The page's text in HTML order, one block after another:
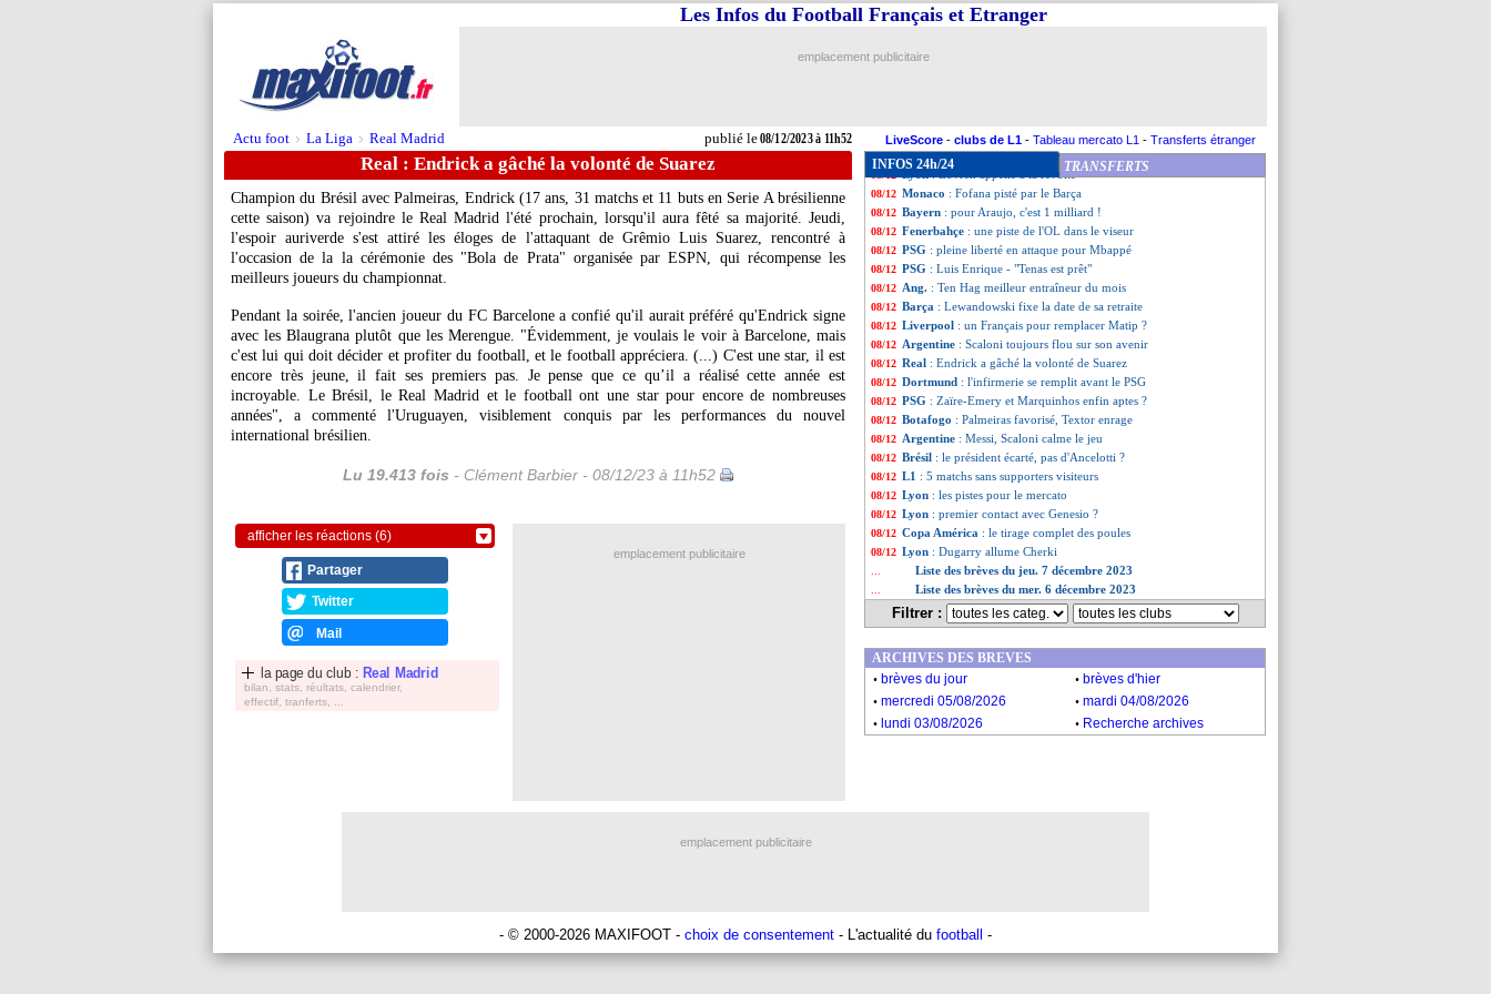
Actu foot > La Liga > Real Madrid publié le08/12/2023 à 11h52
Les Infos du Football Français et Etranger
emplacement publicitaire
LiveScore - clubs de L1 - Tableau mercato L1 - Transferts étranger
Real : Endrick a gâché la volonté de Suarez
Champion du Brésil avec Palmeiras, Endrick (17 ans, 31 matchs et 11 buts en Serie A brésilienne
cette saison) va rejoindre le Real Madrid l'été prochain, lorsqu'il aura fêté sa majorité. Jeudi,
l'espoir auriverde s'est attiré les éloges de l'attaquant de Grêmio Luis Suarez, rencontré à
l'occasion de la la cérémonie des "Bola de Prata" organisée par ESPN, qui récompense les
meilleurs joueurs du championnat.
Pendant la soirée, l'ancien joueur du FC Barcelone a confié qu'il aurait préféré qu'Endrick signe
avec les Blaugrana plutôt que les Merengue. "Évidemment, je voulais le voir à Barcelone, mais
c'est lui qui doit décider et profiter du football, et le football appréciera. (...) C'est une star, il est
encore très jeune, il fait ses premiers pas. Je pense que ce qu’il a réalisé cette année est
incroyable. Le Brésil, le Real Madrid et le football ont une star pour encore de nombreuses
années", a commenté l'Uruguayen, visiblement conquis par les performances du nouvel
international brésilien.
Lu 19.413 fois - Clément Barbier - 08/12/23 à 11h52
afficher les réactions (6)
Partager
Twitter
Mail
la page du club : Real Madrid
bilan, stats, réultats, calendrier,
effectif, tranferts, ...
INFOS 24h/24 TRANSFERTS
08/12 Lyon: le mercato, Sage ne prépare pas le futur
08/12 Betis: Pellegrini encense sa "star" Fekir
08/12 OM: Vitinha ne lâche rien
08/12 Al Nassr : Ronaldo va jouer son 1200e match
08/12 Nice: Farioli compte bien sur Atal, mais...
: Lovren appelle à la révolte
08/12 Monaco : Fofana pisté par le Barça
08/12 Bayern : pour Araujo, c'est 1 milliard !
08/12 Fenerbahçe : une piste de l'OL dans le viseur
08/12 PSG : pleine liberté en attaque pour Mbappé
08/12 PSG : Luis Enrique - "Tenas est prêt"
08/12 Ang. : Ten Hag meilleur entraîneur du mois
08/12 Barça : Lewandowski fixe la date de sa retraite
08/12 Liverpool : un Français pour remplacer Matip ?
08/12 Argentine : Scaloni toujours flou sur son avenir
08/12 Real : Endrick a gâché la volonté de Suarez
08/12 Dortmund : l'infirmerie se remplit avant le PSG
08/12 PSG : Zaïre-Emery et Marquinhos enfin aptes ?
08/12 Botafogo : Palmeiras favorisé, Textor enrage
08/12 Argentine : Messi, Scaloni calme le jeu
08/12 Brésil : le président écarté, pas d'Ancelotti ?
08/12 L1 : 5 matchs sans supporters visiteurs
08/12 Lyon : les pistes pour le mercato
08/12 Lyon : premier contact avec Genesio ?
08/12 Copa América : le tirage complet des poules
08/12 Lyon : Dugarry allume Cherki
Liste des brèves du jeu. 7 décembre 2023
Liste des brèves du mer. 6 décembre 2023
Filtrer :
emplacement publicitaire
ARCHIVES DES BREVES
. brèves du jour . brèves d'hier
. mercredi 05/08/2026 . mardi 04/08/2026
. lundi 03/08/2026 . Recherche archives
emplacement publicitaire
- © 2000-2026 MAXIFOOT - choix de consentement - L'actualité du football -